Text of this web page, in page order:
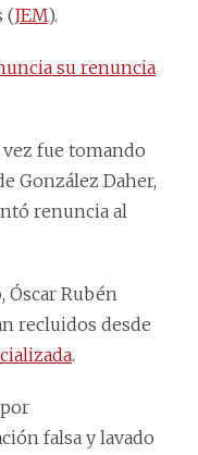
(JEM).
su renuncia
vez fue tomando
González Daher,
renuncia al
Óscar Rubén
recluidos desde
.
falsa y lavado